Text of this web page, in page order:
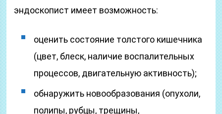
эндоскопист имеет возможность:
оценить состояние толстого кишечника
(цвет, блеск, наличие воспалительных
процессов, двигательную активность);
обнаружить новообразования (опухоли,
полипы, рубцы, трещины,